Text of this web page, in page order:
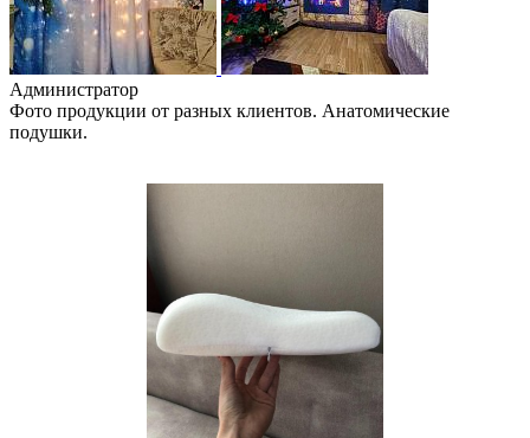
Администратор
Фото продукции от разных клиентов. Анатомические
подушки.